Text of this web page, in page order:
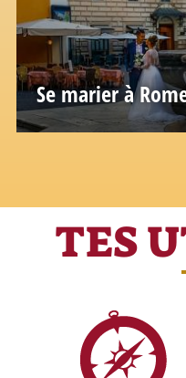
Se marier à
Rome is the perfect
TES